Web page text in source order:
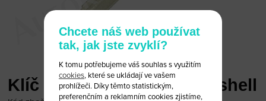
Klíč pro motocykl Suzuki shell
Chcete náš web používat
tak, jak jste zvyklí?
K tomu potřebujeme váš souhlas s využitím
cookies, které se ukládají ve vašem
prohlížeči. Díky těmto statistickým,
preferenčním a reklamním cookies zjistíme,